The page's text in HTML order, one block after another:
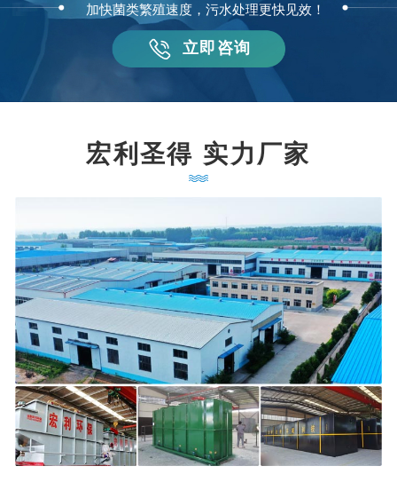
加快菌类繁殖速度，污水处理更快见效！
立即咨询
宏利圣得 实力厂家